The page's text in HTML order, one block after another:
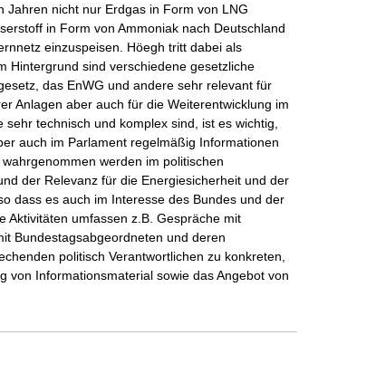
Jahren nicht nur Erdgas in Form von LNG
in Form von Ammoniak nach Deutschland
einzuspeisen. Höegh tritt dabei als
Hintergrund sind verschiedene gesetzliche
das EnWG und andere sehr relevant für
Anlagen aber auch für die Weiterentwicklung im
technisch und komplex sind, ist es wichtig,
auch im Parlament regelmäßig Informationen
werden im politischen
der Relevanz für die Energiesicherheit und der
dass es auch im Interesse des Bundes und der
Aktivitäten umfassen z.B. Gespräche mit
Bundestagsabgeordneten und deren
politisch Verantwortlichen zu konkreten,
von Informationsmaterial sowie das Angebot von